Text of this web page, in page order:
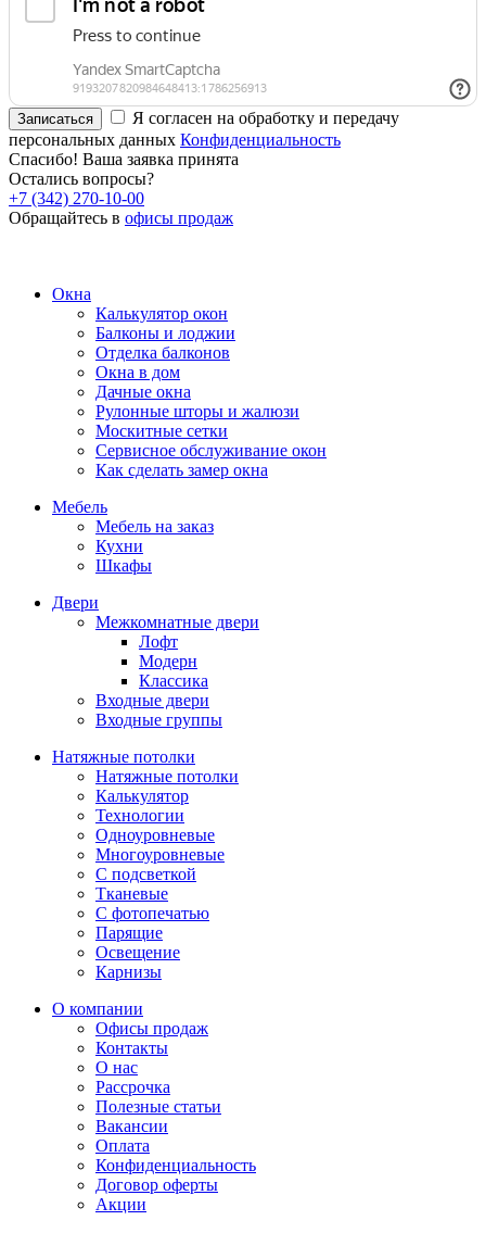
Записаться
Я согласен на обработку и передачу
персональных данных Конфиденциальность
Спасибо! Ваша заявка принята
Остались вопросы?
+7 (342) 270-10-00
Обращайтесь в офисы продаж
Окна
Калькулятор окон
Балконы и лоджии
Отделка балконов
Окна в дом
Дачные окна
Рулонные шторы и жалюзи
Москитные сетки
Сервисное обслуживание окон
Как сделать замер окна
Мебель
Мебель на заказ
Кухни
Шкафы
Двери
Межкомнатные двери
Лофт
Модерн
Классика
Входные двери
Входные группы
Натяжные потолки
Натяжные потолки
Калькулятор
Технологии
Одноуровневые
Многоуровневые
С подсветкой
Тканевые
С фотопечатью
Парящие
Освещение
Карнизы
О компании
Офисы продаж
Контакты
О нас
Рассрочка
Полезные статьи
Вакансии
Оплата
Конфиденциальность
Договор оферты
Акции